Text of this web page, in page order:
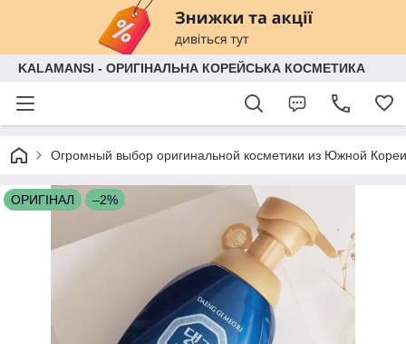
KALAMANSI - ОРИГІНАЛЬНА КОРЕЙСЬКА КОСМЕТИКА
Огромный выбор оригинальной косметики из Южной
ОРИГІНАЛ –2%